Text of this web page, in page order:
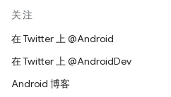
关注
在 Twitter 上 @Android
在 Twitter 上 @AndroidDev
Android 博客